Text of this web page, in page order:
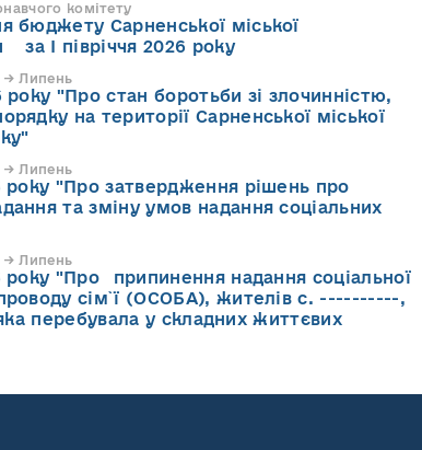
комітету
бюджету Сарненської міської
за І півріччя 2026 року
→ Липень
"Про стан боротьби зі злочинністю,
на території Сарненської міської
→ Липень
року "Про затвердження рішень про
та зміну умов надання соціальних
→ Липень
"Про припинення надання соціальної
cім`ї (ОСОБА), жителів с. ----------,
перебувала у складних життєвих